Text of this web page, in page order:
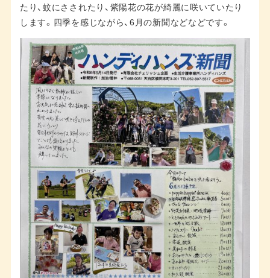
たり、蚊にさされたり、紫陽花の花が綺麗に咲いていたり
します。四季を感じながら、6月の新聞などなどです。